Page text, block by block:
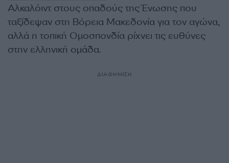
Αλκαλόιντ στους οπαδούς της Ένωσης που
ταξίδεψαν στη Βόρεια Μακεδονία για τον αγώνα,
αλλά η τοπική Ομοσπονδία ρίχνει τις ευθύνες
στην ελληνική ομάδα.
ΔΙΑΦΗΜΙΣΗ